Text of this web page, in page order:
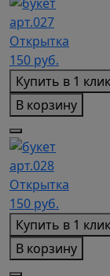
арт.027
Открытка
150 руб.
Купить в 1 клик
В корзину
арт.028
Открытка
150 руб.
Купить в 1 клик
В корзину